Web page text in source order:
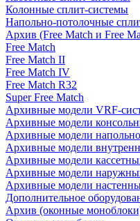
Колонные сплит-системы
Напольно-потолочные
Архив (Free Match и Free
Free Match
Free Match II
Free Match IV
Free Match R32
Super Free Match
Архивные модели VRF-
Архивные модели
Архивные модели
Архивные модели
Архивные модели
Архивные модели
Архивные модели
Дополнительное
Архив (оконные